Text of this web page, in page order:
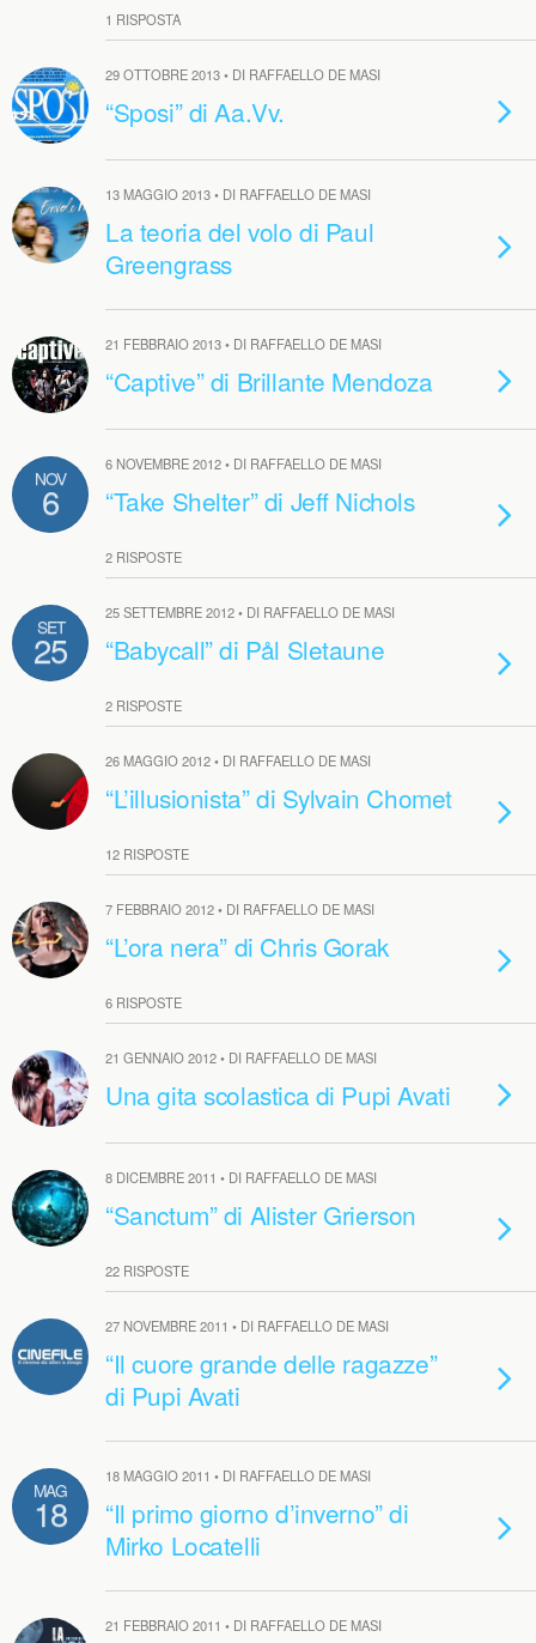
1 RISPOSTA
29 OTTOBRE 2013 • DI RAFFAELLO DE MASI
“Sposi” di Aa.Vv.
13 MAGGIO 2013 • DI RAFFAELLO DE MASI
La teoria del volo di Paul
Greengrass
21 FEBBRAIO 2013 • DI RAFFAELLO DE MASI
“Captive” di Brillante Mendoza
NOV
6
6 NOVEMBRE 2012 • DI RAFFAELLO DE MASI
“Take Shelter” di Jeff Nichols
2 RISPOSTE
SET
25
25 SETTEMBRE 2012 • DI RAFFAELLO DE MASI
“Babycall” di Pål Sletaune
2 RISPOSTE
26 MAGGIO 2012 • DI RAFFAELLO DE MASI
“L’illusionista” di Sylvain Chomet
12 RISPOSTE
7 FEBBRAIO 2012 • DI RAFFAELLO DE MASI
“L’ora nera” di Chris Gorak
6 RISPOSTE
21 GENNAIO 2012 • DI RAFFAELLO DE MASI
Una gita scolastica di Pupi Avati
8 DICEMBRE 2011 • DI RAFFAELLO DE MASI
“Sanctum” di Alister Grierson
22 RISPOSTE
27 NOVEMBRE 2011 • DI RAFFAELLO DE MASI
“Il cuore grande delle ragazze”
di Pupi Avati
MAG
18
18 MAGGIO 2011 • DI RAFFAELLO DE MASI
“Il primo giorno d’inverno” di
Mirko Locatelli
21 FEBBRAIO 2011 • DI RAFFAELLO DE MASI